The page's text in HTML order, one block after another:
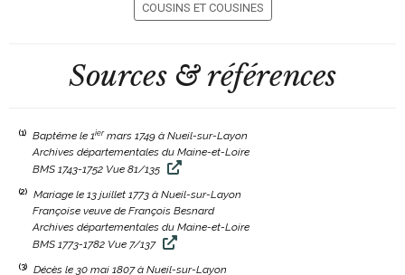
COUSINS ET COUSINES
Sources & références
(1) Baptême le 1iermars 1749 à Nueil-sur-Layon
Archives départementales du Maine-et-Loire
BMS 1743-1752 Vue 81/135
(2)
Mariage le 13 juillet 1773 à Nueil-sur-Layon
Françoise veuve de François Besnard
Archives départementales du Maine-et-Loire
BMS 1773-1782 Vue 7/137
(3) Décès le 30 mai 1807 à Nueil-sur-Layon